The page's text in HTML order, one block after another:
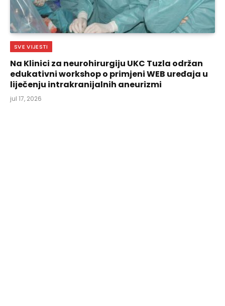
SVE VIJESTI
Na Klinici za neurohirurgiju UKC Tuzla održan
edukativni workshop o primjeni WEB uređaja u
liječenju intrakranijalnih aneurizmi
jul 17, 2026